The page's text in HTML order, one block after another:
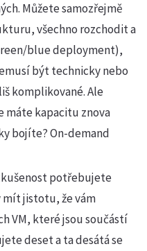
Můžete samozřejmě
všechno rozchodit a
blue deployment),
být technicky nebo
komplikované. Ale
máte kapacitu znova
bojíte? On-demand
potřebujete
mít jistotu, že vám
VM, které jsou součástí
deset a ta desátá se